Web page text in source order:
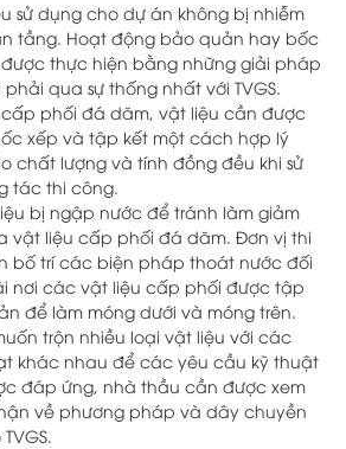
sử dụng cho dự án không bị nhiễm
tầng. Hoạt động bảo quản hay bốc
thực hiện bằng những giải pháp
qua sự thống nhất với TVGS.
cấp phối đá dăm, vật liệu cần được
xếp và tập kết một cách hợp lý
chất lượng và tính đồng đều khi sử
tác thi công.
bị ngập nước để tránh làm giảm
vật liệu cấp phối đá dăm. Đơn vị thi
bố trí các biện pháp thoát nước đối
nơi các vật liệu cấp phối được tập
để làm móng dưới và móng trên.
trộn nhiều loại vật liệu với các
khác nhau để các yêu cầu kỹ thuật
đáp ứng, nhà thầu cần được xem
về phương pháp và dây chuyền